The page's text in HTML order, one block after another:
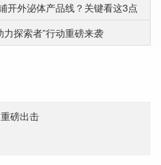
开外泌体产品线？关键看这3点
探索者”行动重磅来袭
磅出击